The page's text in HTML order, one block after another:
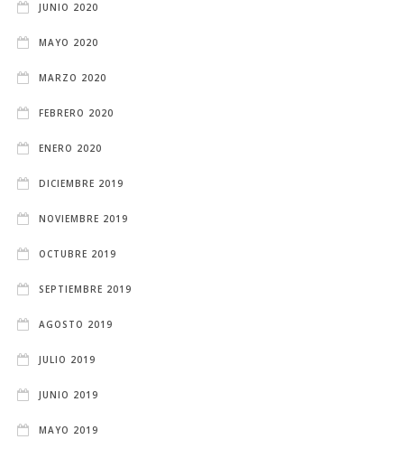
JUNIO 2020
MAYO 2020
MARZO 2020
FEBRERO 2020
ENERO 2020
DICIEMBRE 2019
NOVIEMBRE 2019
OCTUBRE 2019
SEPTIEMBRE 2019
AGOSTO 2019
JULIO 2019
JUNIO 2019
MAYO 2019